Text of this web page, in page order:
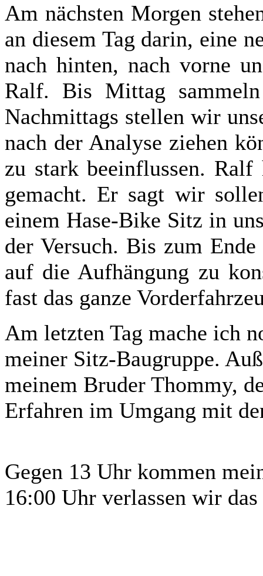
Am nächsten Morgen
an diesem Tag darin, eine
nach hinten, nach vorne
Ralf. Bis Mittag
Nachmittags stellen wir
nach der Analyse ziehen
zu stark beeinflussen.
gemacht. Er sagt wir
einem Hase-Bike Sitz in
der Versuch. Bis zum
auf die Aufhängung zu
fast das ganze
Am letzten Tag mache ich
meiner Sitz-Baugruppe.
meinem Bruder Thommy,
Erfahren im Umgang mit
Gegen 13 Uhr kommen
16:00 Uhr verlassen wir